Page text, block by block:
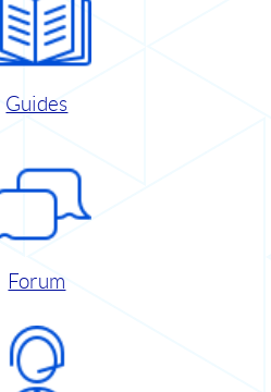
Guides
Forum